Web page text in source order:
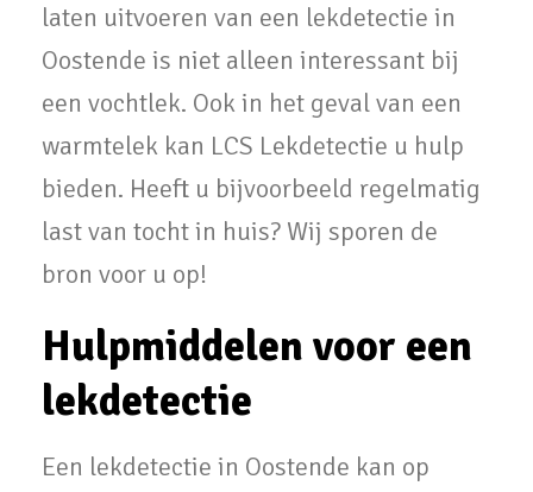
laten uitvoeren van een lekdetectie in
Oostende is niet alleen interessant bij
een vochtlek. Ook in het geval van een
warmtelek kan LCS Lekdetectie u hulp
bieden. Heeft u bijvoorbeeld regelmatig
last van tocht in huis? Wij sporen de
bron voor u op!
Hulpmiddelen voor een
lekdetectie
Een lekdetectie in Oostende kan op